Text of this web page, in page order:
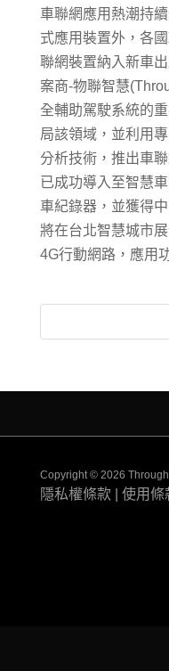
車聯網應用熱潮持
式應用裝置外，各
聯網裝置納入新車
案商-物聯智慧
全輔助駕駛系統的
局該領域，並利用
分析技術，推出車
已成功導入至智慧
車紀錄器，並獲得
將在台北智慧城市
4G行動網路，應用
Copyright © 2026
隱私權條款 使用條